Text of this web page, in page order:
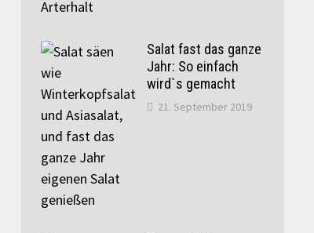
Salat fast das ganze
Jahr: So einfach
wird`s gemacht
21. September 2019